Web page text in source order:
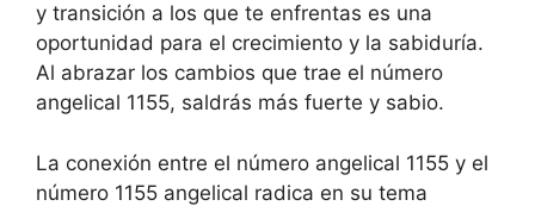
y transición a los que te enfrentas es una
oportunidad para el crecimiento y la sabiduría.
Al abrazar los cambios que trae el número
angelical 1155, saldrás más fuerte y sabio.
La conexión entre el número angelical 1155 y el
número 1155 angelical radica en su tema